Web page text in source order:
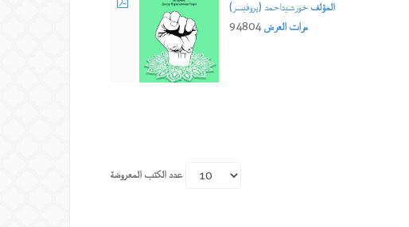
المؤلف خورشیداحمد (پروفیسر)
مرات العرض94804
عدد الكتب المعروضة